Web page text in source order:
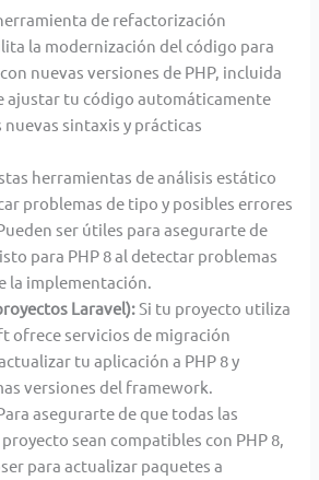
de refactorización
la modernización del código para
nuevas versiones de PHP, incluida
ajustar tu código automáticamente
sintaxis y prácticas
herramientas de análisis estático
problemas de tipo y posibles errores
ser útiles para asegurarte de
para PHP 8 al detectar problemas
la implementación.
Laravel):Si tu proyecto utiliza
ofrece servicios de migración
tu aplicación a PHP 8 y
versiones del framework.
asegurarte de que todas las
sean compatibles con PHP 8,
para actualizar paquetes a